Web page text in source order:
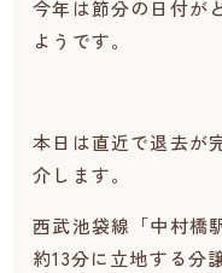
今年は節分の日付が
ようです。
本日は直近で退去が
介します。
西武池袋線「中村橋
約13分に立地する分